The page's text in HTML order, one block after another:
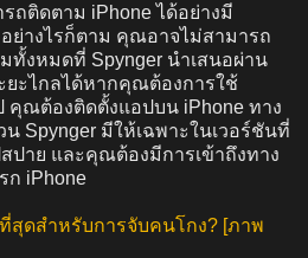
ถติดตาม iPhone ได้อย่างมี
ย่างไรก็ตาม คุณอาจไม่สามารถ
ทั้งหมดที่ Spynger นำเสนอผ่าน
ะไกลได้หากคุณต้องการใช้
ณต้องติดตั้งแอปบน iPhone ทาง
Spynger มีให้เฉพาะในเวอร์ชันที่
ปาย และคุณต้องมีการเข้าถึงทาง
ก iPhone
สุดสำหรับการจับคนโกง? [ภาพ